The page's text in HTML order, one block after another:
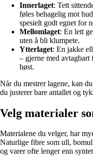
Innerlaget: Tett
føles behagelig mot
spesielt godt egnet for
Mellomlaget: En lett
uten å bli klumpete.
Ytterlaget: En jakke
– gjerne med
høst.
Når du mestrer lagene, kan
du justerer bare antallet og
Velg materialer
Materialene du velger, har
Naturlige fibre som ull,
og varer ofte lenger enn